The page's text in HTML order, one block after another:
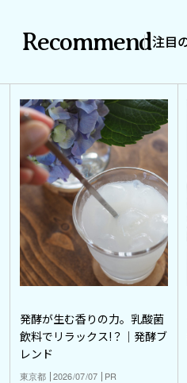
Recommend注目
発酵が生む香りの力。乳酸菌
飲料でリラックス!？｜発酵ブ
レンド
東京都 2026/07/07 PR